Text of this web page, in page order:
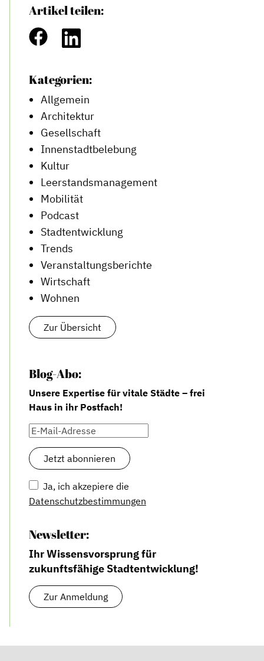
Artikel teilen:
Kategorien:
Allgemein
Architektur
Gesellschaft
Innenstadtbelebung
Kultur
Leerstandsmanagement
Mobilität
Podcast
Stadtentwicklung
Trends
Veranstaltungsberichte
Wirtschaft
Wohnen
Zur Übersicht
Blog-Abo:
Unsere Expertise für vitale Städte – frei
Haus in ihr Postfach!
Ja, ich akzepiere die
Datenschutzbestimmungen
Newsletter:
Ihr Wissensvorsprung für
zukunftsfähige Stadtentwicklung!
Zur Anmeldung